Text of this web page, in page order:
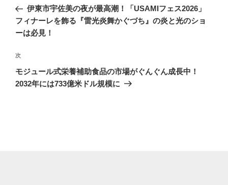
ナ
ビ
ー
シ
ョ
の
投
伊東市宇佐美の夜が最高潮！「USAMIフェス2026」
フィナーレを飾る『雷光炎舞かぐづち』の炎と光のショ
ーは必見！
次
の
投
次
モジュール式栄養補助食品の市場がぐんぐん成長中！
2032年には733億米ドル規模に